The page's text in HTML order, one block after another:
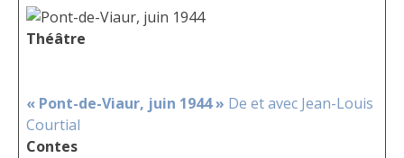
Théâtre
« Pont-de-Viaur, juin 1944 » De et avec Jean-Louis
Courtial
Contes